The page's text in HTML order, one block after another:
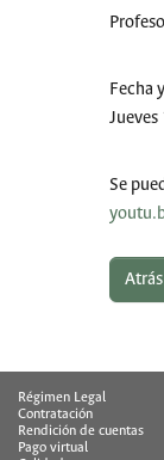
Fecha
Jueves
Se
Atrás
Régimen Legal
Contratación
Rendición de cuentas
Pago virtual